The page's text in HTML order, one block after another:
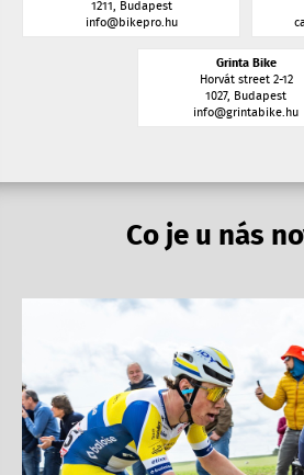
1211, Budapest
info@bikepro.hu
Grinta Bike
Horvát street 2-12
1027, Budapest
info@grintabike.hu
Co je u nás